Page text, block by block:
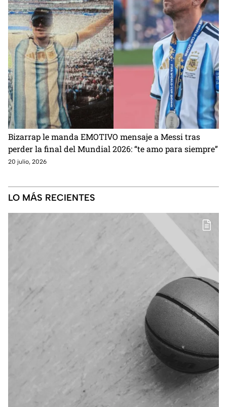
Bizarrap le manda EMOTIVO mensaje a Messi tras
perder la final del Mundial 2026: “te amo para siempre”
20 julio, 2026
LO MÁS RECIENTES